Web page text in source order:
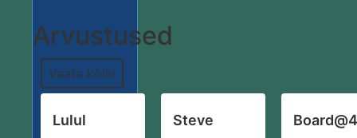
Arvustused
Vaata kõiki
Lulul Steve